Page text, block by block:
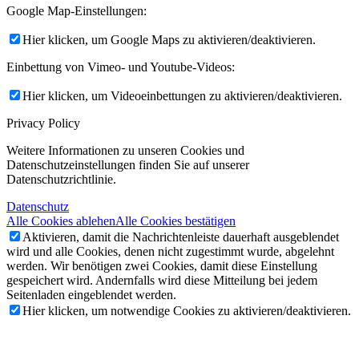
Google Map-Einstellungen:
Hier klicken, um Google Maps zu aktivieren/deaktivieren.
Einbettung von Vimeo- und Youtube-Videos:
Hier klicken, um Videoeinbettungen zu aktivieren/deaktivieren.
Privacy Policy
Weitere Informationen zu unseren Cookies und
Datenschutzeinstellungen finden Sie auf unserer
Datenschutzrichtlinie.
Datenschutz
Alle Cookies ablehenAlle Cookies bestätigen
Aktivieren, damit die Nachrichtenleiste dauerhaft ausgeblendet
wird und alle Cookies, denen nicht zugestimmt wurde, abgelehnt
werden. Wir benötigen zwei Cookies, damit diese Einstellung
gespeichert wird. Andernfalls wird diese Mitteilung bei jedem
Seitenladen eingeblendet werden.
Hier klicken, um notwendige Cookies zu aktivieren/deaktivieren.